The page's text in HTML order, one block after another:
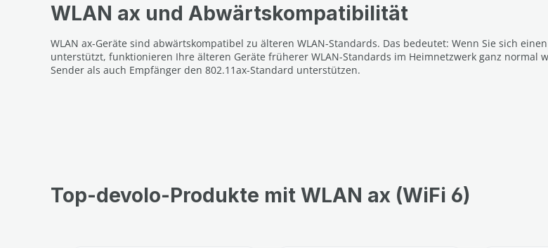
WLAN ax und Abwärtskompatibilität
WLAN ax-Geräte sind abwärtskompatibel zu älteren WLAN-Standards. Das bedeutet: Wenn Sie sich
unterstützt, funktionieren Ihre älteren Geräte früherer WLAN-Standards im Heimnetzwerk ganz
Sender als auch Empfänger den 802.11ax-Standard unterstützen.
Top-devolo-Produkte mit WLAN ax (WiFi 6)